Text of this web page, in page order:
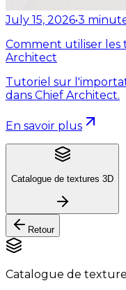
July 15, 2026•3
Comment utiliser les
Architect
Tutoriel sur
dans Chief Architect.
En savoir plus
Catalogue de textures 3D
Retour
Catalogue de